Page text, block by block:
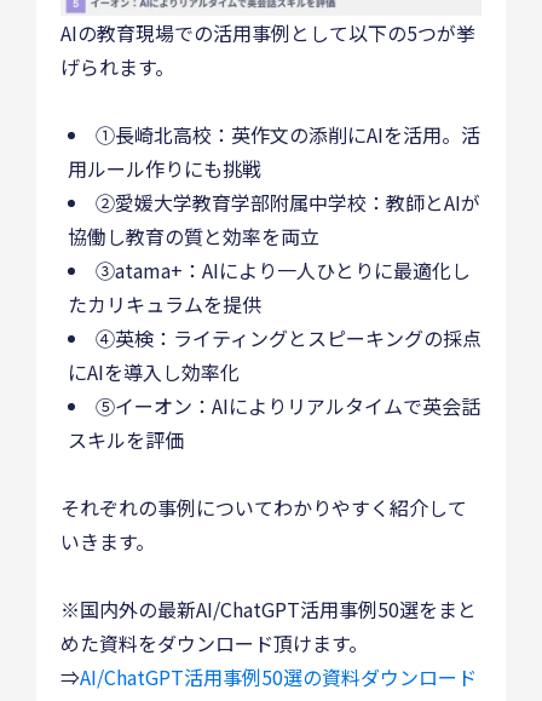
AIの教育現場での活用事例として以下の5つが挙
げられます。
①長崎北高校：英作文の添削にAIを活用。活
用ルール作りにも挑戦
②愛媛大学教育学部附属中学校：教師とAIが
協働し教育の質と効率を両立
③atama+：AIにより一人ひとりに最適化し
たカリキュラムを提供
④英検：ライティングとスピーキングの採点
にAIを導入し効率化
⑤イーオン：AIによりリアルタイムで英会話
スキルを評価
それぞれの事例についてわかりやすく紹介して
いきます。
※国内外の最新AI/ChatGPT活用事例50選をまと
めた資料をダウンロード頂けます。
⇒AI/ChatGPT活用事例50選の資料ダウンロード